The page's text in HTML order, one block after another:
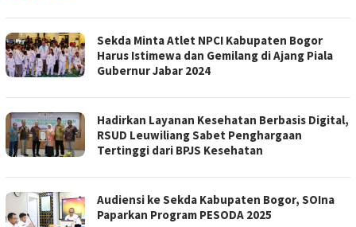
Sekda Minta Atlet NPCI Kabupaten Bogor
Harus Istimewa dan Gemilang di Ajang Piala
Gubernur Jabar 2024
Hadirkan Layanan Kesehatan Berbasis Digital,
RSUD Leuwiliang Sabet Penghargaan
Tertinggi dari BPJS Kesehatan
Audiensi ke Sekda Kabupaten Bogor, SOIna
Paparkan Program PESODA 2025